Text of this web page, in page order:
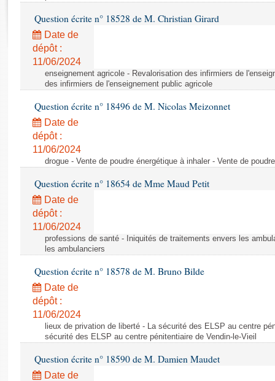
Rapports d'enquête
Rapports législatifs
Rapports sur l'application des lois
Baromètre de l’application des lois
Dossiers législatifs
Questions écrites et orales
Comptes rendus des débats
Question écrite n° 18528 de M. Christian Girard
Date de
dépôt :
11/06/2024
enseignement agricole - Revalorisation des infirmiers de
des infirmiers de l'enseignement public agricole
Question écrite n° 18496 de M. Nicolas Meizonnet
Date de
dépôt :
11/06/2024
drogue - Vente de poudre énergétique à inhaler - Vente de
Question écrite n° 18654 de Mme Maud Petit
Date de
dépôt :
11/06/2024
professions de santé - Iniquités de traitements envers les
les ambulanciers
Question écrite n° 18578 de M. Bruno Bilde
Date de
dépôt :
11/06/2024
lieux de privation de liberté - La sécurité des ELSP au centre
sécurité des ELSP au centre pénitentiaire de Vendin-le-Vieil
Question écrite n° 18590 de M. Damien Maudet
Date de